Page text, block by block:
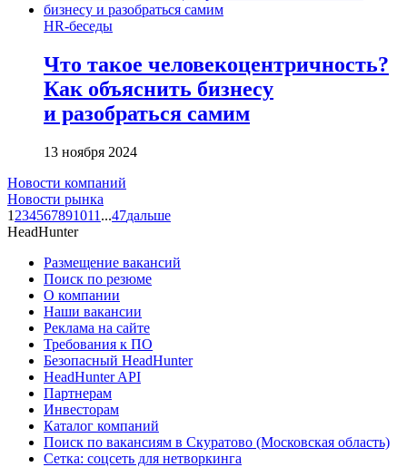
HR-беседы
Что такое человеко­центричность?
Как объяснить бизнесу
и разобраться самим
13 ноября 2024
Новости компаний
Новости рынка
1 234567891011 ...47дальше
HeadHunter
Размещение вакансий
Поиск по резюме
О компании
Наши вакансии
Реклама на сайте
Требования к ПО
Безопасный HeadHunter
HeadHunter API
Партнерам
Инвесторам
Каталог компаний
Поиск по вакансиям в Скуратово (Московская область)
Сетка: соцсеть для нетворкинга